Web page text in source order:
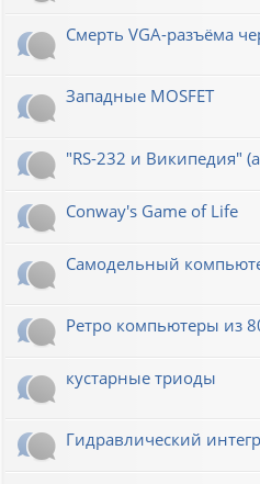
Смерть VGA-разъёма
Западные MOSFET
"RS-232 и Википедия"
Conway's Game of Life
Самодельный
Ретро компьютеры из
кустарные триоды
Гидравлический